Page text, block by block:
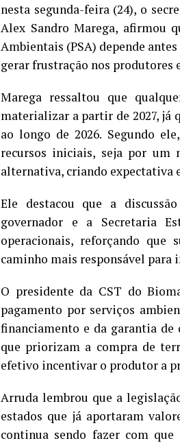
nesta segunda-feira (24), o
Alex Sandro Marega, afirmou
Ambientais (PSA) depende
gerar frustração nos produtores
Marega ressaltou que
materializar a partir de 2027, já
ao longo de 2026. Segundo
recursos iniciais, seja por um
alternativa, criando expectativa
Ele destacou que a
governador e a Secretaria
operacionais, reforçando que
caminho mais responsável para
O presidente da CST do
pagamento por serviços
financiamento e da garantia de
que priorizam a compra de
efetivo incentivar o produtor a
Arruda lembrou que a
estados que já aportaram
continua sendo fazer com